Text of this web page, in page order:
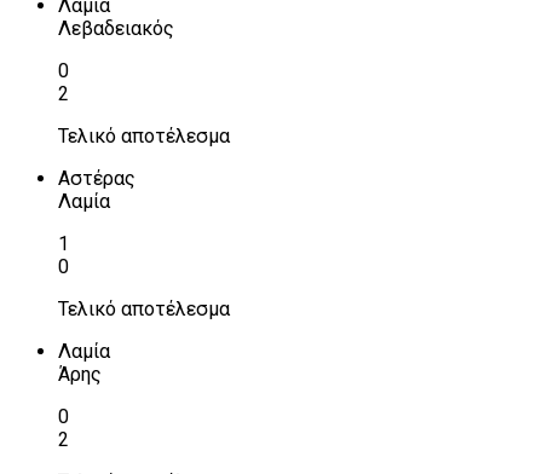
Λαμία
Λεβαδειακός
0
2
Τελικό αποτέλεσμα
Αστέρας
Λαμία
1
0
Τελικό αποτέλεσμα
Λαμία
Άρης
0
2